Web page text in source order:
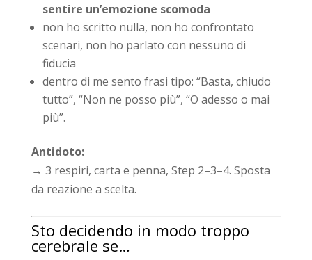
sentire un’emozione scomoda
non ho scritto nulla, non ho confrontato
scenari, non ho parlato con nessuno di
fiducia
dentro di me sento frasi tipo: “Basta, chiudo
tutto”, “Non ne posso più”, “O adesso o mai
più”.
Antidoto:
→ 3 respiri, carta e penna, Step 2–3–4. Sposta
da reazione a scelta.
Sto decidendo in modo troppo
cerebrale se…